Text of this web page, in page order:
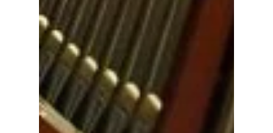
Voor
Cultuur op school
Over ons
Nieuwsbrief